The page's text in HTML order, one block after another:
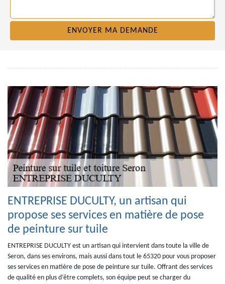
ENTREPRISE DUCULTY, un artisan qui
propose ses services en matière de pose
de peinture sur tuile
ENTREPRISE DUCULTY est un artisan qui intervient dans toute la ville de
Seron, dans ses environs, mais aussi dans tout le 65320 pour vous proposer
ses services en matière de pose de peinture sur tuile. Offrant des services
de qualité en plus d’être complets, son équipe peut se charger du